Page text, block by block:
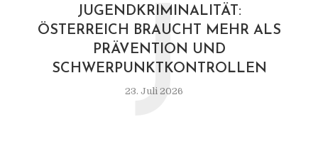
JUGENDKRIMINALITÄT:
ÖSTERREICH BRAUCHT MEHR ALS
PRÄVENTION UND
SCHWERPUNKTKONTROLLEN
23. Juli 2026
J